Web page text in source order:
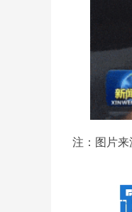
注：图片来